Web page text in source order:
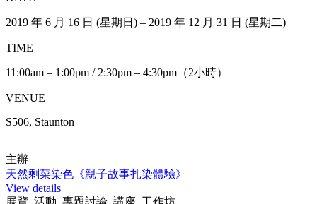
2019 年 6 月 16 日 (星期日) – 2019 年 12 月 31 日 (星期二)
TIME
11:00am – 1:00pm / 2:30pm – 4:30pm（2小時）
VENUE
S506, Staunton
主辦
天然剩菜染色《親子故事扎染體驗》
View details
展覽, 活動, 專題討論, 講座, 工作坊